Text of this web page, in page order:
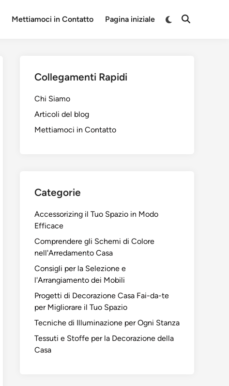
Mettiamoci in Contatto Pagina iniziale
Switch
Open
Collegamenti Rapidi
Chi Siamo
Articoli del blog
Mettiamoci in Contatto
Categorie
Accessorizing il Tuo Spazio in Modo
Efficace
Comprendere gli Schemi di Colore
nell'Arredamento Casa
Consigli per la Selezione e
l'Arrangiamento dei Mobili
Progetti di Decorazione Casa Fai-da-te
per Migliorare il Tuo Spazio
Tecniche di Illuminazione per Ogni Stanza
Tessuti e Stoffe per la Decorazione della
Casa